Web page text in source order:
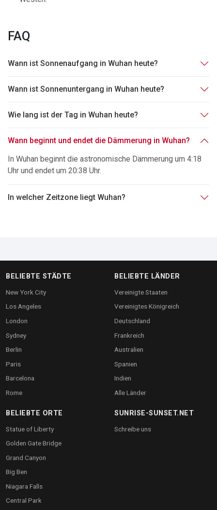
FAQ
Wann ist Sonnenaufgang in Wuhan heute?
Wann ist Sonnenuntergang in Wuhan heute?
Wie lang ist der Tag in Wuhan heute?
Wann beginnt und endet die Dämmerung in Wuhan?
In Wuhan beginnt die astronomische Dämmerung um 4:18
Uhr und endet um 20:38 Uhr.
In welcher Zeitzone liegt Wuhan?
BELIEBTE STÄDTE
New York City
Los Angeles
London
Sydney
Berlin
Paris
Barcelona
Rome
BELIEBTE LÄNDER
Vereinigte Staaten
Vereinigtes Königreich
Deutschland
Frankreich
Australien
Spanien
Indien
Alle Länder
BELIEBTE ORTE
Statue of Liberty
Golden Gate Bridge
Grand Canyon
Big Ben
Niagara Falls
Central Park
SUNRISE-SUNSET.NET
Schreibe uns